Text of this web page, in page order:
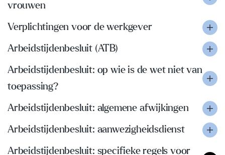
vrouwen
Verplichtingen voor de werkgever
Arbeidstijdenbesluit (ATB)
Arbeidstijdenbesluit: op wie is de wet niet van
toepassing?
Arbeidstijdenbesluit: algemene afwijkingen
Arbeidstijdenbesluit: aanwezigheidsdienst
Arbeidstijdenbesluit: specifieke regels voor